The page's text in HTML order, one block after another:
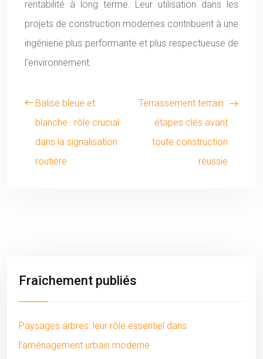
rentabilité à long terme. Leur utilisation dans les
projets de construction modernes contribuent à une
ingénierie plus performante et plus respectueuse de
l’environnement.
Balise bleue et
blanche : rôle crucial
dans la signalisation
routière
Terrassement terrain :
étapes clés avant
toute construction
réussie
Fraîchement publiés
Paysages arbres: leur rôle essentiel dans
l’aménagement urbain moderne